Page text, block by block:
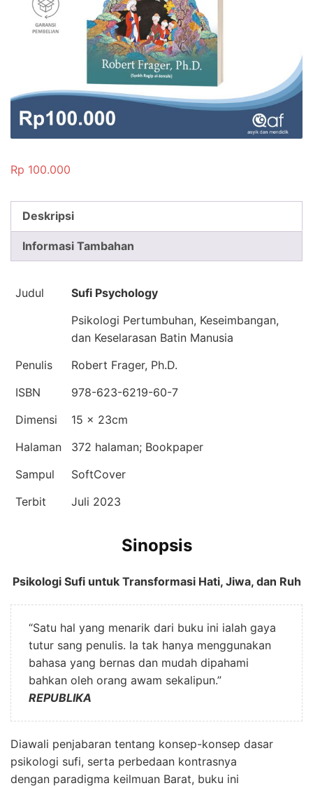
Rp 100.000
Deskripsi
Informasi Tambahan
Judul
Sufi Psychology
Psikologi Pertumbuhan, Keseimbangan,
dan Keselarasan Batin Manusia
Penulis
Robert Frager, Ph.D.
ISBN
978-623-6219-60-7
Dimensi
15 × 23cm
Halaman
372 halaman; Bookpaper
Sampul
SoftCover
Terbit
Juli 2023
Sinopsis
Psikologi Sufi untuk Transformasi Hati, Jiwa, dan Ruh
“Satu hal yang menarik dari buku ini ialah gaya
tutur sang penulis. Ia tak hanya menggunakan
bahasa yang bernas dan mudah dipahami
bahkan oleh orang awam sekalipun.”
REPUBLIKA
Diawali penjabaran tentang konsep-konsep dasar
psikologi sufi, serta perbedaan kontrasnya
dengan paradigma keilmuan Barat, buku ini